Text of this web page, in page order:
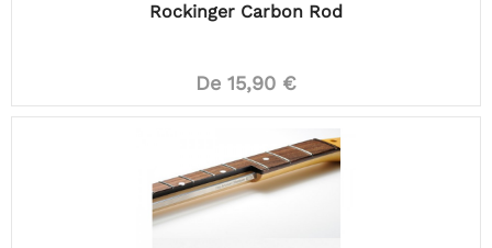
Rockinger Carbon Rod
De 15,90 €